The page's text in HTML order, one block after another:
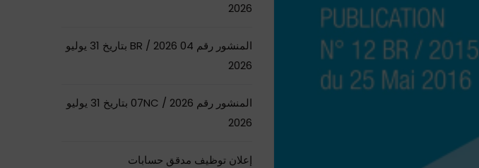
2026
المنشور رقم 04 BR / 2026 بتاريخ 31 يوليو
2026
المنشور رقم 07NC / 2026 بتاريخ 31 يوليو
2026
إعلان توظيف مدقق حسابات